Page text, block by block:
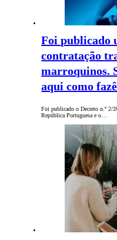
Foi publicado
contratação
marroquinos.
aqui como
Foi publicado o Decreto n.º 2/
República Portuguesa e o…